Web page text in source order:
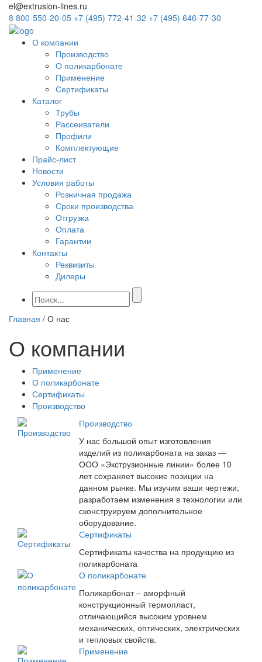
el@extrusion-lines.ru
8 800-550-20-05 +7 (495) 772-41-32 +7 (495) 646-77-30
О компании
Производство
О поликарбонате
Применение
Сертификаты
Каталог
Трубы
Рассеиватели
Профили
Комплектующие
Прайс-лист
Новости
Условия работы
Розничная продажа
Сроки производства
Отгрузка
Оплата
Гарантии
Контакты
Реквизиты
Дилеры
Главная / О нас
О компании
Применение
О поликарбонате
Сертификаты
Производство
Производство
У нас большой опыт изготовления
изделий из поликарбоната на заказ —
ООО «Экструзионные линии» более 10
лет сохраняет высокие позиции на
данном рынке. Мы изучим ваши чертежи,
разработаем изменения в технологии или
сконструируем дополнительное
оборудование.
Сертификаты
Сертификаты качества на продукцию из
поликарбоната
О поликарбонате
Поликарбонат – аморфный
конструкционный термопласт,
отличающийся высоким уровнем
механических, оптических, электрических
и тепловых свойств.
Применение